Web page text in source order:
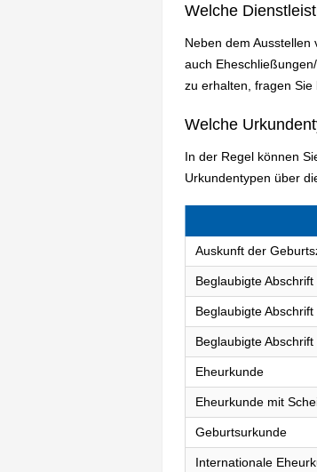
Welche
Neben dem
auch
zu erhalten, fragen
Welche
In der Regel können
Urkundentypen über
Auskunft der
Beglaubigte
Beglaubigte
Beglaubigte
Eheurkunde
Eheurkunde mit
Geburtsurkunde
Internationale